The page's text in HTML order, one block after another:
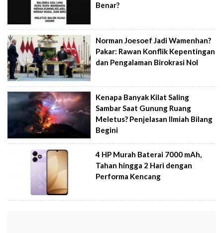
Benar?
Norman Joesoef Jadi Wamenhan?
Pakar: Rawan Konflik Kepentingan
dan Pengalaman Birokrasi Nol
Kenapa Banyak Kilat Saling
Sambar Saat Gunung Ruang
Meletus? Penjelasan Ilmiah Bilang
Begini
4 HP Murah Baterai 7000 mAh,
Tahan hingga 2 Hari dengan
Performa Kencang